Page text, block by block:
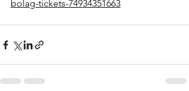
bolag-tickets-74934351663